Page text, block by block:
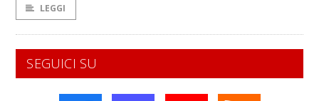
LEGGI
SEGUICI SU